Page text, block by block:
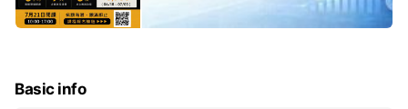
Basic info